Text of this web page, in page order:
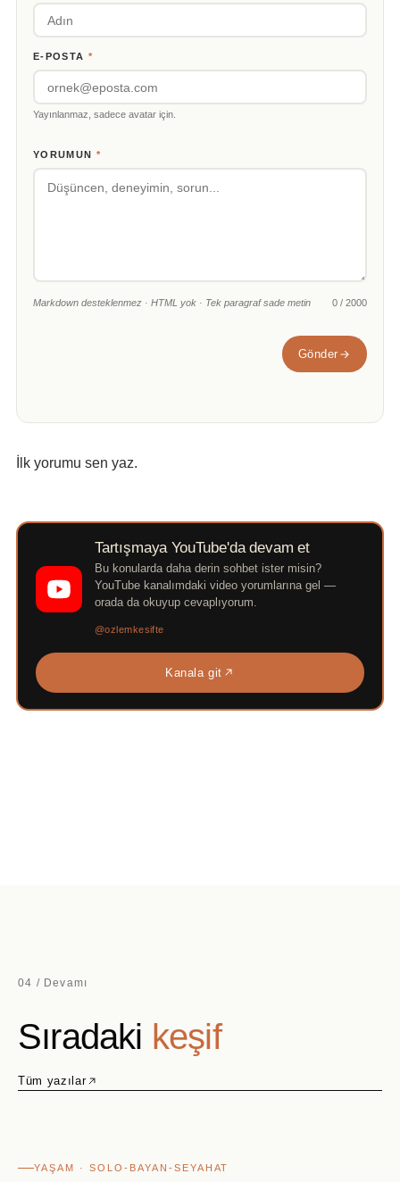
E-POSTA *
Yayınlanmaz, sadece avatar için.
YORUMUN *
Markdown desteklenmez · HTML yok · Tek paragraf sade metin 0 / 2000
Gönder
İlk yorumu sen yaz.
Tartışmaya YouTube'da devam et
Bu konularda daha derin sohbet ister misin?
YouTube kanalımdaki video yorumlarına gel —
orada da okuyup cevaplıyorum.
@ozlemkesifte
Kanala git
04 / Devamı
Sıradaki keşif
Tüm yazılar
YAŞAM · SOLO-BAYAN-SEYAHAT